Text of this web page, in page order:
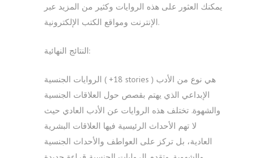
يمكنك العثور على هذه الروايات وكثير من المزيد عبر
الإنترنت ومواقع الكتب الإلكترونية.
النتائج النهائية:
الروايات الجنسية ( +18 stories ) هي نوع من الأدب
الإبداعي الذي يهتم بقصص حول العلاقات الجنسية
والشهوة. تختلف هذه الروايات عن الأدب العادي حيث
لا تهم الأحداث الرئيسية فيها العلاقات البشرية
العادية، بل تركز على العواطف والأحداث الجنسية